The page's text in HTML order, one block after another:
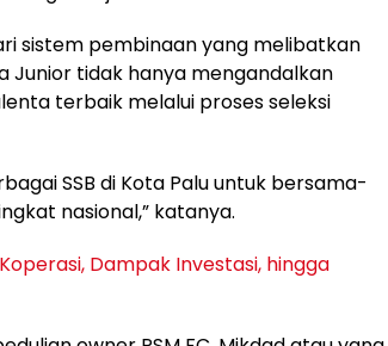
sistem pembinaan yang melibatkan
Junior tidak hanya mengandalkan
terbaik melalui proses seleksi
SSB di Kota Palu untuk bersama-
nasional,” katanya.
Dampak Investasi, hingga